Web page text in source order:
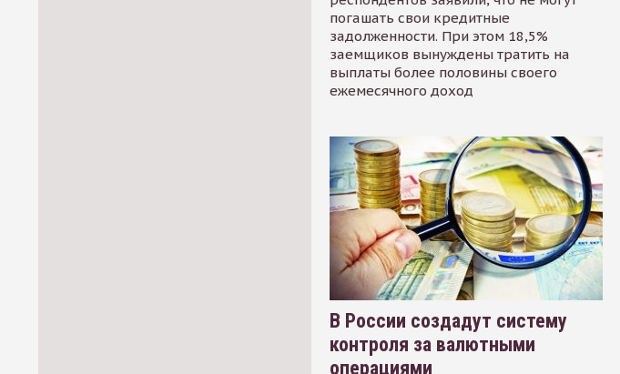
погашать свои кредитные
задолженности. При этом 18,5%
заемщиков вынуждены тратить на
выплаты более половины своего
ежемесячного доход
В России создадут систему
контроля за валютными
операциями